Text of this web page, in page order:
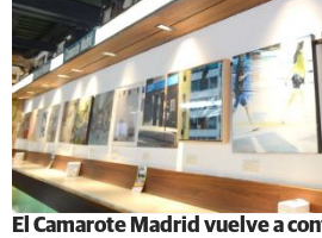
El Camarote Madrid vuelve a